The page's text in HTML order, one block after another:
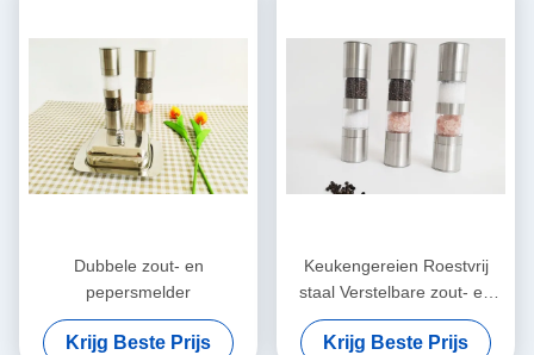
Dubbele zout- en
pepersmelder
Krijg Beste Prijs
Keukengereien Roestvrij
staal Verstelbare zout- en
pepermalers van 2 flessen
Krijg Beste Prijs